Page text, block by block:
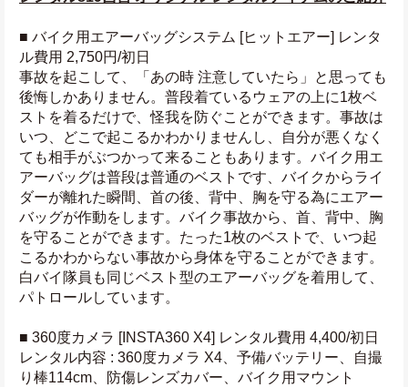
■ バイク用エアーバッグシステム [ヒットエアー] レンタ
ル費用 2,750円/初日
事故を起こして、「あの時 注意していたら」と思っても
後悔しかありません。普段着ているウェアの上に1枚ベ
ストを着るだけで、怪我を防ぐことができます。事故は
いつ、どこで起こるかわかりませんし、自分が悪くなく
ても相手がぶつかって来ることもあります。バイク用エ
アーバッグは普段は普通のベストです、バイクからライ
ダーが離れた瞬間、首の後、背中、胸を守る為にエアー
バッグが作動をします。バイク事故から、首、背中、胸
を守ることができます。たった1枚のベストで、いつ起
こるかわからない事故から身体を守ることができます。
白バイ隊員も同じベスト型のエアーバッグを着用して、
パトロールしています。
■ 360度カメラ [INSTA360 X4] レンタル費用 4,400/初日
レンタル内容 : 360度カメラ X4、予備バッテリー、自撮
り棒114cm、防傷レンズカバー、バイク用マウント